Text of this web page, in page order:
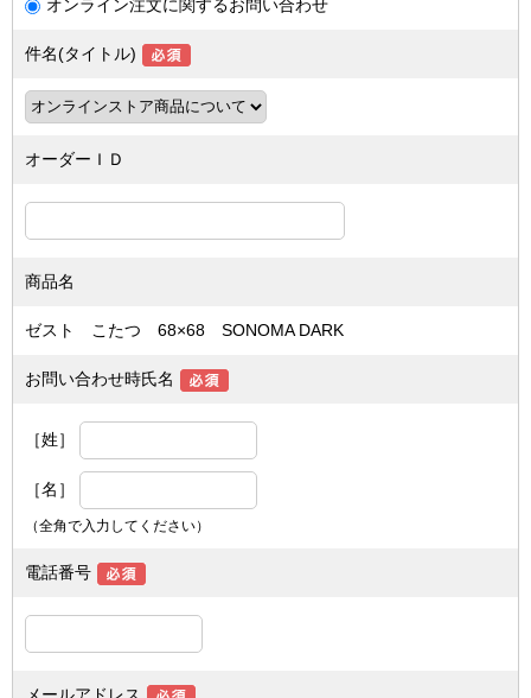
オンライン注文に関するお問い合わせ
件名(タイトル)
オーダーＩＤ
商品名
ゼスト こたつ 68×68 SONOMA DARK
お問い合わせ時氏名
［姓］
［名］
（全角で入力してください）
電話番号